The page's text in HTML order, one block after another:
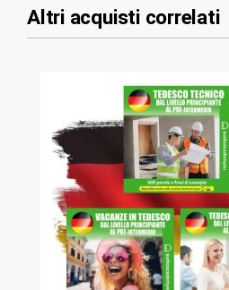
Altri acquisti correlati